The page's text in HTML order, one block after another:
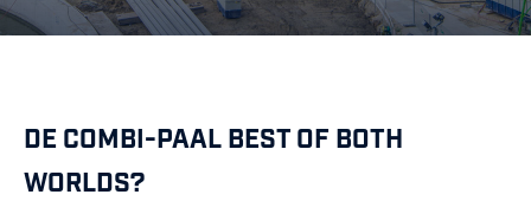
DE COMBI-PAAL BEST OF BOTH
WORLDS?